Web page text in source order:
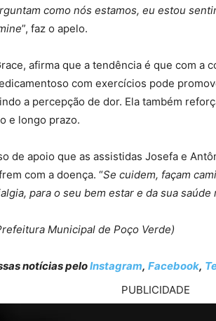
como nós estamos, eu estou
”, faz o apelo.
afirma que a tendência é que com a
com exercícios pode
a percepção de dor. Ela também
e longo prazo.
de apoio que as assistidas Josefa e
com a doença. “Se cuidem, façam
para o seu bem estar e da sua saúde
Municipal de Poço Verde)
notícias peloInstagram, Facebook,
PUBLICIDADE